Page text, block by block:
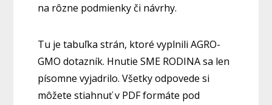
na rôzne podmienky či návrhy.
Tu je tabuľka strán, ktoré vyplnili AGRO-
GMO dotazník. Hnutie SME RODINA sa len
písomne vyjadrilo. Všetky odpovede si
môžete stiahnuť v PDF formáte pod